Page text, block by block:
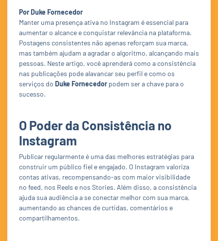
Por Duke Fornecedor
Manter uma presença ativa no Instagram é essencial para
aumentar o alcance e conquistar relevância na plataforma.
Postagens consistentes não apenas reforçam sua marca,
mas também ajudam a agradar o algoritmo, alcançando mais
pessoas. Neste artigo, você aprenderá como a consistência
nas publicações pode alavancar seu perfil e como os
serviços do Duke Fornecedor podem ser a chave para o
sucesso.
O Poder da Consistência no
Instagram
Publicar regularmente é uma das melhores estratégias para
construir um público fiel e engajado. O Instagram valoriza
contas ativas, recompensando-as com maior visibilidade
no feed, nos Reels e nos Stories. Além disso, a consistência
ajuda sua audiência a se conectar melhor com sua marca,
aumentando as chances de curtidas, comentários e
compartilhamentos.